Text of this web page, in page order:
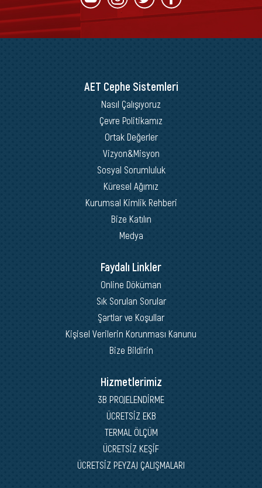
AET Cephe Sistemleri
Nasıl Çalışıyoruz
Çevre Politikamız
Ortak Değerler
Vizyon&Misyon
Sosyal Sorumluluk
Küresel Ağımız
Kurumsal Kimlik Rehberi
Bize Katılın
Medya
Faydalı Linkler
Online Döküman
Sık Sorulan Sorular
Şartlar ve Koşullar
Kişisel Verilerin Korunması Kanunu
Bize Bildirin
Hizmetlerimiz
3B PROJELENDİRME
ÜCRETSİZ EKB
TERMAL ÖLÇÜM
ÜCRETSİZ KEŞİF
ÜCRETSİZ PEYZAJ ÇALIŞMALARI